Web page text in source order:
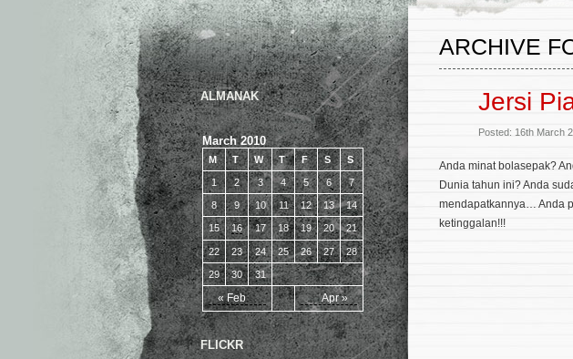
ALMANAK
March 2010
M T W T F S S
« Feb Apr »
1 2 3 4 5 6 7
8 9 10 11 12 13 14
15 16 17 18 19 20 21
22 23 24 25 26 27 28
29 30 31
FLICKR
ARCHIVE
Jersi
Posted: 16th March
Anda minat bolasepak?
Dunia tahun ini? Anda
mendapatkannya… Anda
ketinggalan!!!